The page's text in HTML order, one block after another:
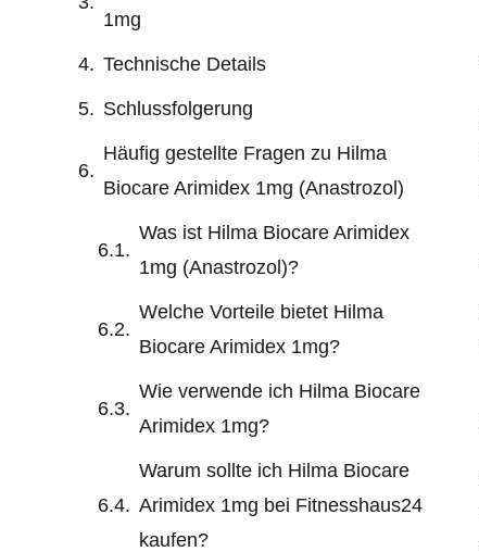
1mg
Technische Details
Schlussfolgerung
Häufig gestellte Fragen zu Hilma
Biocare Arimidex 1mg (Anastrozol)
Was ist Hilma Biocare Arimidex
1mg (Anastrozol)?
Welche Vorteile bietet Hilma
Biocare Arimidex 1mg?
Wie verwende ich Hilma Biocare
Arimidex 1mg?
Warum sollte ich Hilma Biocare
Arimidex 1mg bei Fitnesshaus24
kaufen?